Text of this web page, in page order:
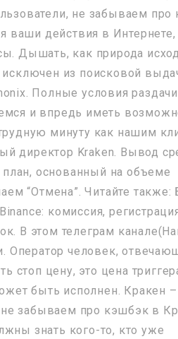
не забываем про
ваши действия в Интернете,
Дышать, как природа
исключен из поисковой
Полные условия
и впредь иметь
минуту как нашим
директор Kraken. Вывод
план, основанный на объеме
“Отмена”. Читайте также:
комиссия,
В этом телеграм
Оператор человек,
стоп цену, это цена
быть исполнен. Кракен –
забываем про кэшбэк в
знать кого-то, кто уже